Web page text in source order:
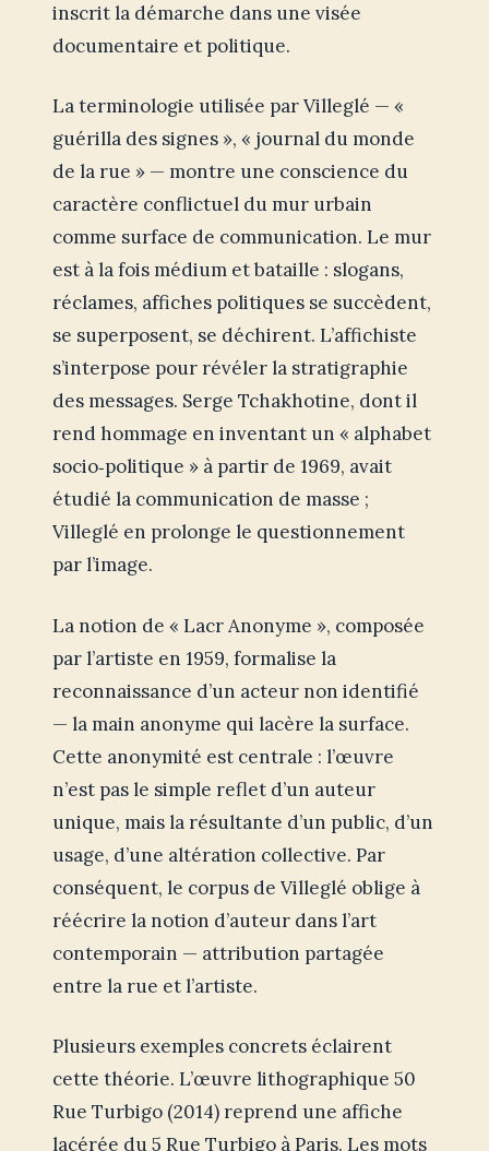
inscrit la démarche dans une visée
documentaire et politique.
La terminologie utilisée par Villeglé — «
guérilla des signes », « journal du monde
de la rue » — montre une conscience du
caractère conflictuel du mur urbain
comme surface de communication. Le mur
est à la fois médium et bataille : slogans,
réclames, affiches politiques se succèdent,
se superposent, se déchirent. L’affichiste
s’interpose pour révéler la stratigraphie
des messages. Serge Tchakhotine, dont il
rend hommage en inventant un « alphabet
socio‑politique » à partir de 1969, avait
étudié la communication de masse ;
Villeglé en prolonge le questionnement
par l’image.
La notion de « Lacr Anonyme », composée
par l’artiste en 1959, formalise la
reconnaissance d’un acteur non identifié
— la main anonyme qui lacère la surface.
Cette anonymité est centrale : l’œuvre
n’est pas le simple reflet d’un auteur
unique, mais la résultante d’un public, d’un
usage, d’une altération collective. Par
conséquent, le corpus de Villeglé oblige à
réécrire la notion d’auteur dans l’art
contemporain — attribution partagée
entre la rue et l’artiste.
Plusieurs exemples concrets éclairent
cette théorie. L’œuvre lithographique 50
Rue Turbigo (2014) reprend une affiche
lacérée du 5 Rue Turbigo à Paris. Les mots